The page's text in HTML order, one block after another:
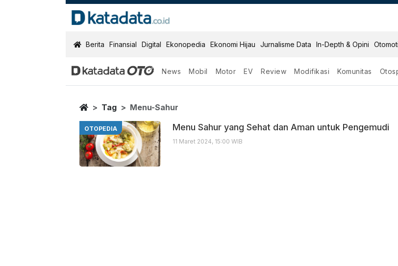
KatadataOTO
Berita Finansial Digital Ekonopedia Ekonomi Hijau Jurnalisme Data In-Depth & Opini
News Mobil Motor EV Review Modifikasi Komunitas
Menu Sahur
Berita Terbaru
Home
Tag Menu-Sahur
OTOPEDIA Menu Sahur yang Sehat dan Aman untuk Pengemudi
11 Maret 2024, 15:00 WIB